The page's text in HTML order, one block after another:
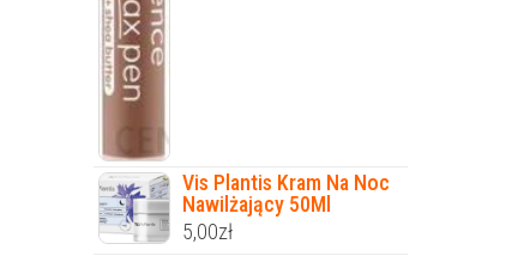
Vis Plantis Kram Na Noc
Nawilżający 50Ml
5,00zł